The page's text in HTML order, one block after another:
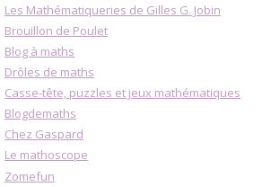
Les Mathématiqueries de Gilles G. Jobin
Brouillon de Poulet
Blog à maths
Drôles de maths
Casse-tête, puzzles et jeux mathématiques
Blogdemaths
Chez Gaspard
Le mathoscope
Zomefun